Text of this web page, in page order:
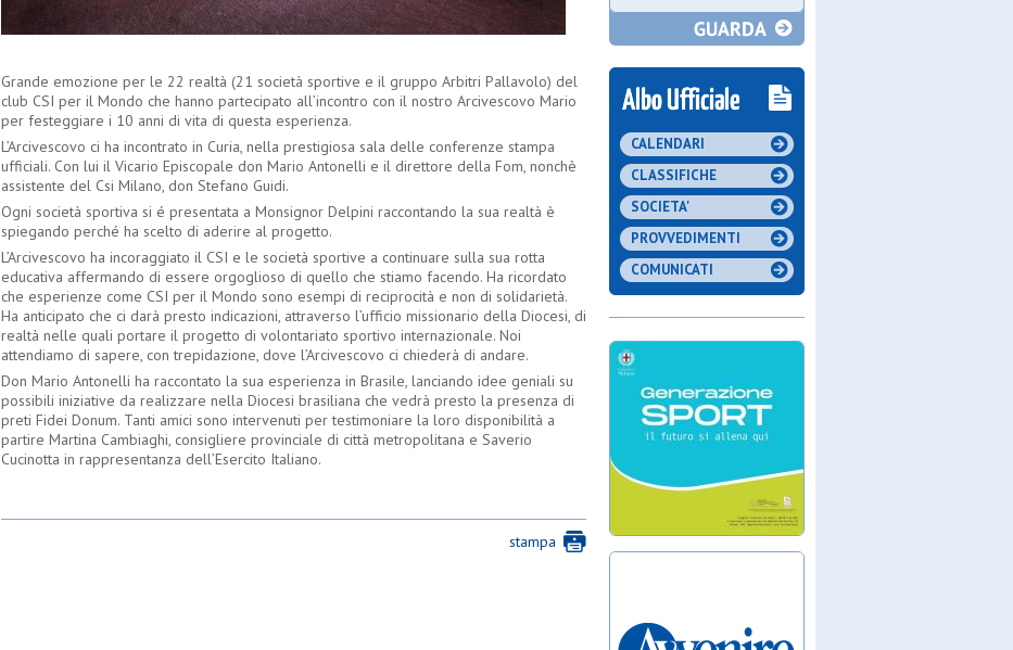
Grande emozione per le 22 realtà (21 società sportive e il gruppo Arbitri Pallavolo) del
club CSI per il Mondo che hanno partecipato all’incontro con il nostro Arcivescovo Mario
per festeggiare i 10 anni di vita di questa esperienza.
L’Arcivescovo ci ha incontrato in Curia, nella prestigiosa sala delle conferenze stampa
ufficiali. Con lui il Vicario Episcopale don Mario Antonelli e il direttore della Fom, nonchè
assistente del Csi Milano, don Stefano Guidi.
Ogni società sportiva si é presentata a Monsignor Delpini raccontando la sua realtà è
spiegando perché ha scelto di aderire al progetto.
L’Arcivescovo ha incoraggiato il CSI e le società sportive a continuare sulla sua rotta
educativa affermando di essere orgoglioso di quello che stiamo facendo. Ha ricordato
che esperienze come CSI per il Mondo sono esempi di reciprocità e non di solidarietà.
Ha anticipato che ci darà presto indicazioni, attraverso l’ufficio missionario della Diocesi, di
realtà nelle quali portare il progetto di volontariato sportivo internazionale. Noi
attendiamo di sapere, con trepidazione, dove l’Arcivescovo ci chiederà di andare.
Don Mario Antonelli ha raccontato la sua esperienza in Brasile, lanciando idee geniali su
possibili iniziative da realizzare nella Diocesi brasiliana che vedrà presto la presenza di
preti Fidei Donum. Tanti amici sono intervenuti per testimoniare la loro disponibilità a
partire Martina Cambiaghi, consigliere provinciale di città metropolitana e Saverio
Cucinotta in rappresentanza dell’Esercito Italiano.
stampa
CALENDARI
CLASSIFICHE
SOCIETA'
PROVVEDIMENTI
COMUNICATI